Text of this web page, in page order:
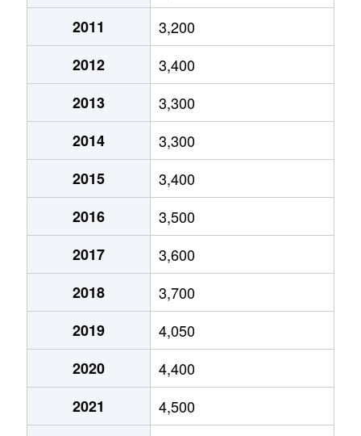
2,800万円
10,000万円
9,500万円
10,000万円
宇奈根
7,200万円
5,100万円
3,800万円
3,600万円
3,800万円
4,200万円
4,100万円
2011
3,200
2012
3,400
2013
3,300
2014
3,300
2015
3,400
2016
3,500
2017
3,600
2018
3,700
2019
4,050
2020
4,400
2021
4,500